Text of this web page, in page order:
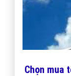
Chọn mua